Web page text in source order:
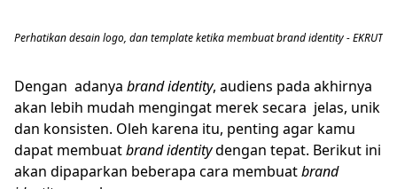
Perhatikan desain logo, dan template ketika membuat brand identity - EKRUT
Dengan adanya brand identity, audiens pada akhirnya
akan lebih mudah mengingat merek secara jelas, unik
dan konsisten. Oleh karena itu, penting agar kamu
dapat membuatbrand identitydengan tepat. Berikut ini
akan dipaparkan beberapa cara membuatbrand